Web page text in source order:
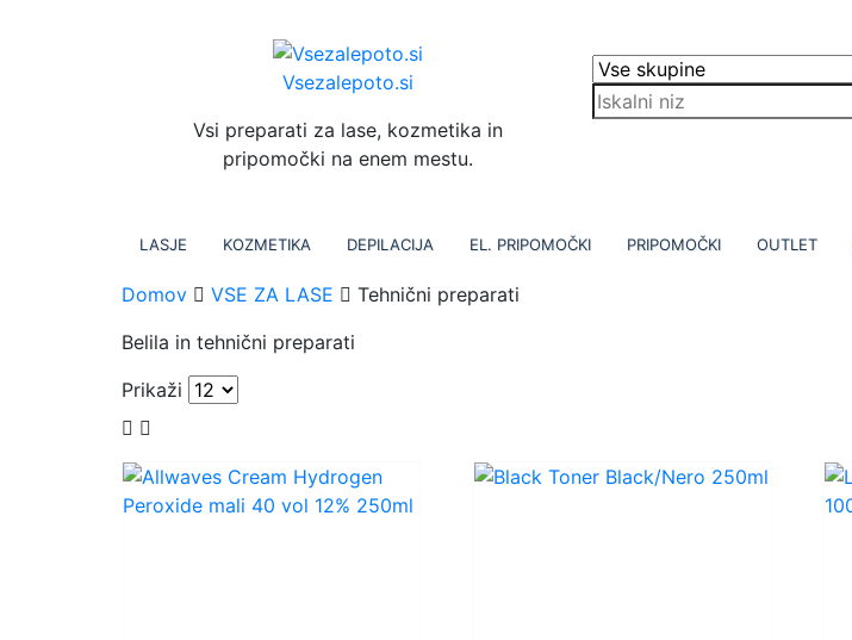
Vsezalepoto.si
Vsi preparati za lase, kozmetika in
pripomočki na enem mestu.
LASJE KOZMETIKA DEPILACIJA EL. PRIPOMOČKI PRIPOMOČKI OUTLET
Domov VSE ZA LASE
Tehnični preparati
Belila in tehnični preparati
Prikaži